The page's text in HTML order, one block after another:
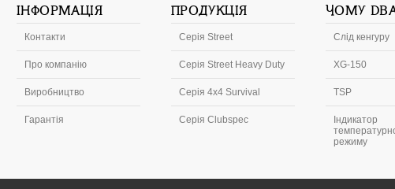
ІНФОРМАЦІЯ
Контакти
Про компанію
Виробництво
Гарантія
ПРОДУКЦІЯ
Серія Street
Серія Street Heavy Duty
Серія 4x4 Survival
Серія Clubspec
ЧОМУ
Слід кенгуру
XG-150
TSP
Індикатор
режиму